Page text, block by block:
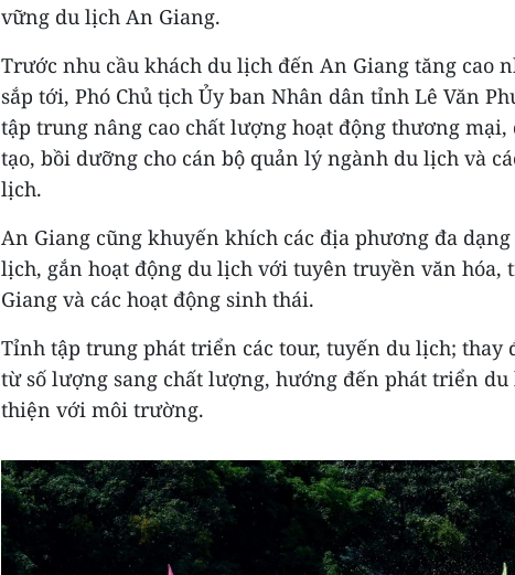
vững du lịch An Giang.
Trước nhu cầu khách du lịch đến An Giang tăng cao
sắp tới, Phó Chủ tịch Ủy ban Nhân dân tỉnh Lê Văn
tập trung nâng cao chất lượng hoạt động thương
tạo, bồi dưỡng cho cán bộ quản lý ngành du lịch và
lịch.
An Giang cũng khuyến khích các địa phương đa dạng
lịch, gắn hoạt động du lịch với tuyên truyền văn hóa,
Giang và các hoạt động sinh thái.
Tỉnh tập trung phát triển các tour, tuyến du lịch; thay
từ số lượng sang chất lượng, hướng đến phát triển
thiện với môi trường.